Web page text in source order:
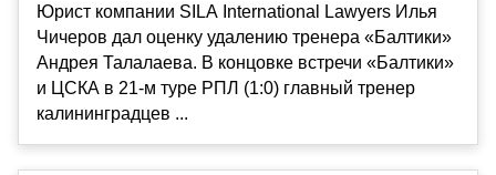
Юрист компании SILA International Lawyers Илья
Чичеров дал оценку удалению тренера «Балтики»
Андрея Талалаева. В концовке встречи «Балтики»
и ЦСКА в 21-м туре РПЛ (1:0) главный тренер
калининградцев ...